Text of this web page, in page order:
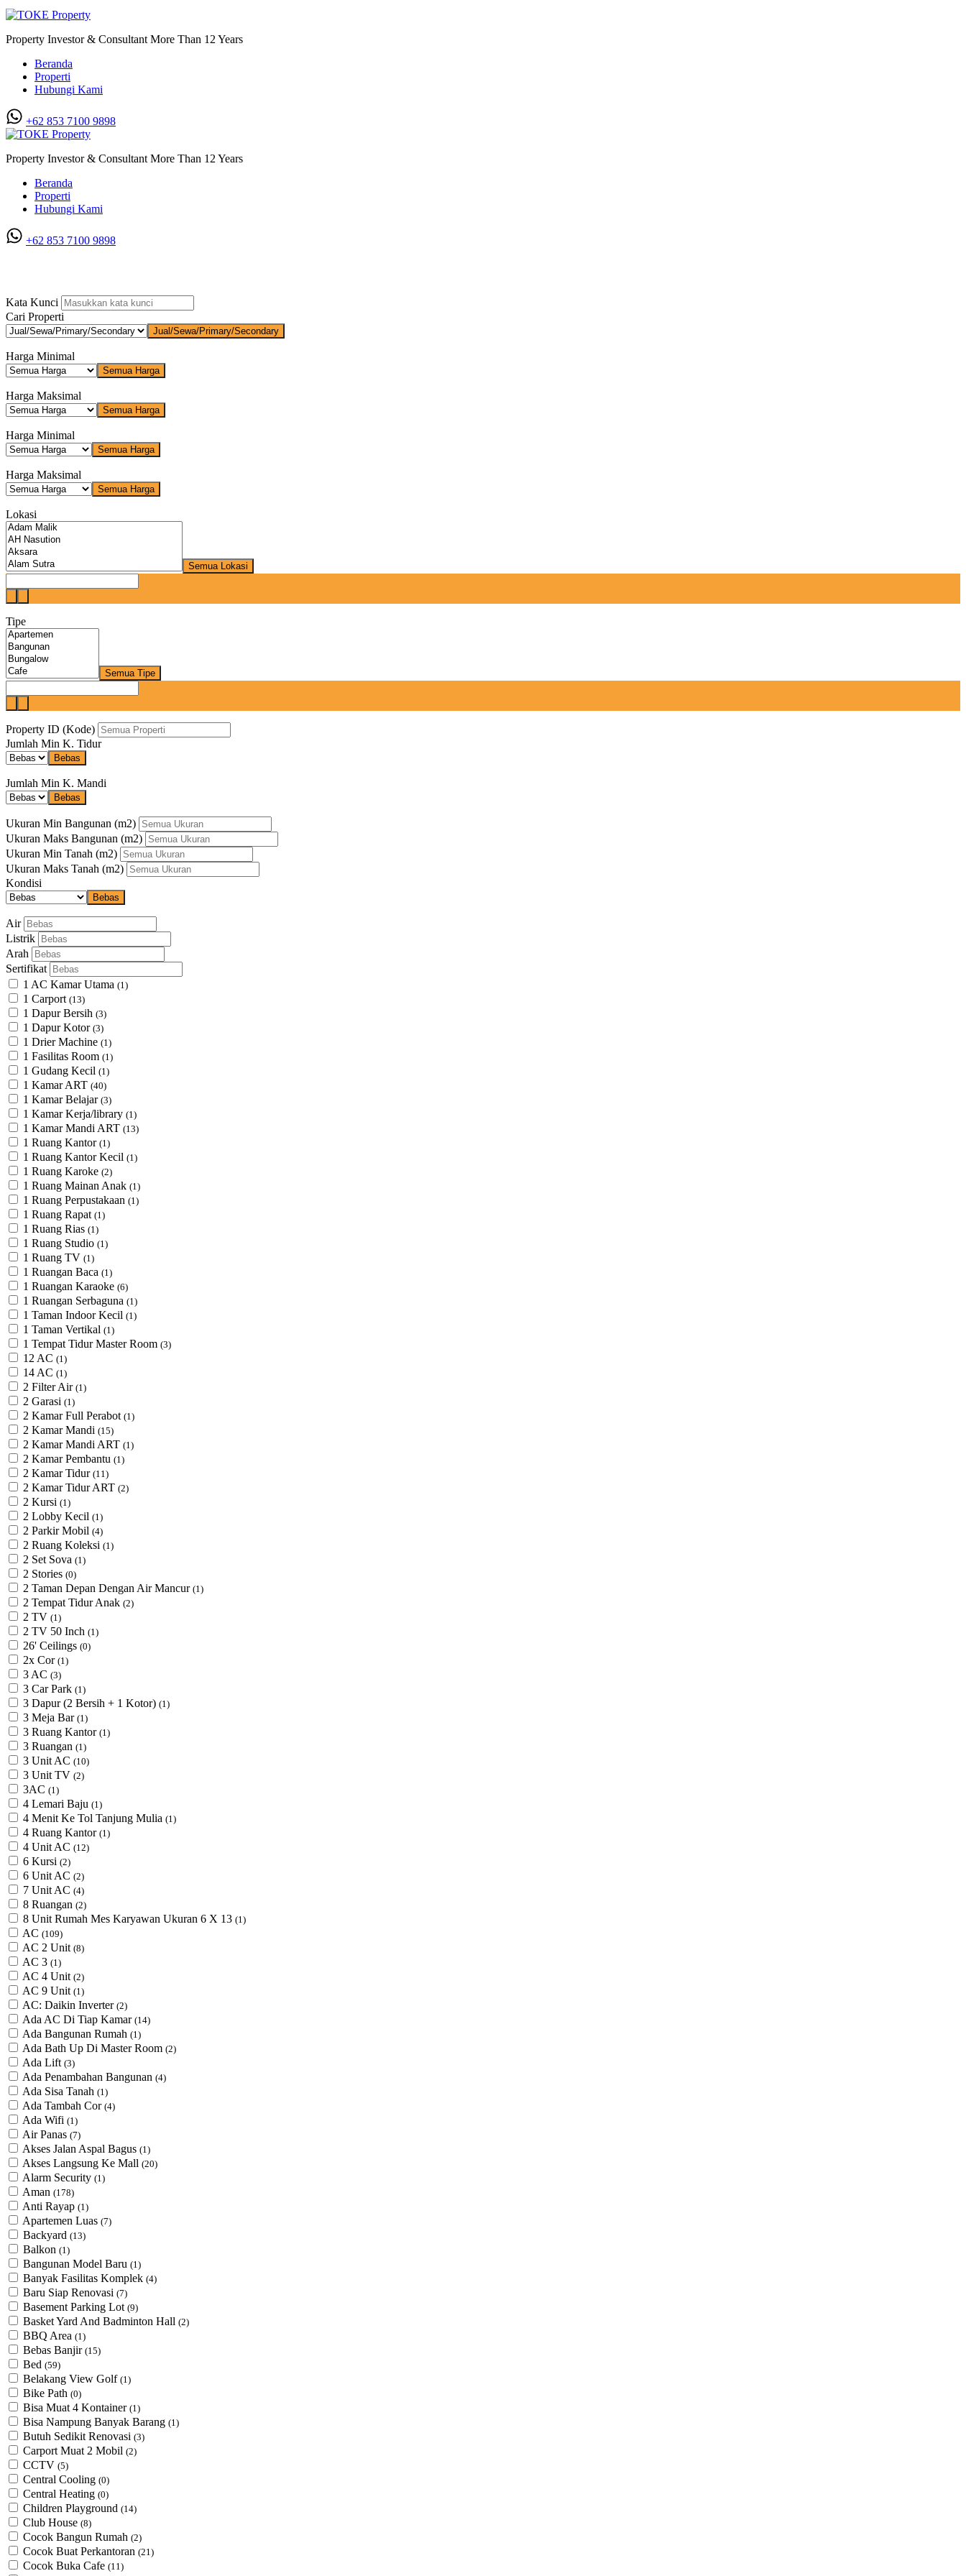
Property Investor & Consultant More Than 12 Years
Beranda
Properti
Hubungi Kami
+62 853 7100 9898‬
Property Investor & Consultant More Than 12 Years
Beranda
Properti
Hubungi Kami
+62 853 7100 9898‬
Kata Kunci
Cari Properti
Jual/Sewa/Primary/Secondary
Harga Minimal
Semua Harga
Harga Maksimal
Semua Harga
Harga Minimal
Semua Harga
Harga Maksimal
Semua Harga
Lokasi
Semua Lokasi
Tipe
Semua Tipe
Property ID (Kode)
Jumlah Min K. Tidur
Bebas
Jumlah Min K. Mandi
Bebas
Ukuran Min Bangunan (m2)
Ukuran Maks Bangunan (m2)
Ukuran Min Tanah (m2)
Ukuran Maks Tanah (m2)
Kondisi
Bebas
Air
Listrik
Arah
Sertifikat
1 AC Kamar Utama (1)
1 Carport (13)
1 Dapur Bersih (3)
1 Dapur Kotor (3)
1 Drier Machine (1)
1 Fasilitas Room (1)
1 Gudang Kecil (1)
1 Kamar ART (40)
1 Kamar Belajar (3)
1 Kamar Kerja/library (1)
1 Kamar Mandi ART (13)
1 Ruang Kantor (1)
1 Ruang Kantor Kecil (1)
1 Ruang Karoke (2)
1 Ruang Mainan Anak (1)
1 Ruang Perpustakaan (1)
1 Ruang Rapat (1)
1 Ruang Rias (1)
1 Ruang Studio (1)
1 Ruang TV (1)
1 Ruangan Baca (1)
1 Ruangan Karaoke (6)
1 Ruangan Serbaguna (1)
1 Taman Indoor Kecil (1)
1 Taman Vertikal (1)
1 Tempat Tidur Master Room (3)
12 AC (1)
14 AC (1)
2 Filter Air (1)
2 Garasi (1)
2 Kamar Full Perabot (1)
2 Kamar Mandi (15)
2 Kamar Mandi ART (1)
2 Kamar Pembantu (1)
2 Kamar Tidur (11)
2 Kamar Tidur ART (2)
2 Kursi (1)
2 Lobby Kecil (1)
2 Parkir Mobil (4)
2 Ruang Koleksi (1)
2 Set Sova (1)
2 Stories (0)
2 Taman Depan Dengan Air Mancur (1)
2 Tempat Tidur Anak (2)
2 TV (1)
2 TV 50 Inch (1)
26' Ceilings (0)
2x Cor (1)
3 AC (3)
3 Car Park (1)
3 Dapur (2 Bersih + 1 Kotor) (1)
3 Meja Bar (1)
3 Ruang Kantor (1)
3 Ruangan (1)
3 Unit AC (10)
3 Unit TV (2)
3AC (1)
4 Lemari Baju (1)
4 Menit Ke Tol Tanjung Mulia (1)
4 Ruang Kantor (1)
4 Unit AC (12)
6 Kursi (2)
6 Unit AC (2)
7 Unit AC (4)
8 Ruangan (2)
8 Unit Rumah Mes Karyawan Ukuran 6 X 13 (1)
AC (109)
AC 2 Unit (8)
AC 3 (1)
AC 4 Unit (2)
AC 9 Unit (1)
AC: Daikin Inverter (2)
Ada AC Di Tiap Kamar (14)
Ada Bangunan Rumah (1)
Ada Bath Up Di Master Room (2)
Ada Lift (3)
Ada Penambahan Bangunan (4)
Ada Sisa Tanah (1)
Ada Tambah Cor (4)
Ada Wifi (1)
Air Panas (7)
Akses Jalan Aspal Bagus (1)
Akses Langsung Ke Mall (20)
Alarm Security (1)
Aman (178)
Anti Rayap (1)
Apartemen Luas (7)
Backyard (13)
Balkon (1)
Bangunan Model Baru (1)
Banyak Fasilitas Komplek (4)
Baru Siap Renovasi (7)
Basement Parking Lot (9)
Basket Yard And Badminton Hall (2)
BBQ Area (1)
Bebas Banjir (15)
Bed (59)
Belakang View Golf (1)
Bike Path (0)
Bisa Muat 4 Kontainer (1)
Bisa Nampung Banyak Barang (1)
Butuh Sedikit Renovasi (3)
Carport Muat 2 Mobil (2)
CCTV (5)
Central Cooling (0)
Central Heating (0)
Children Playground (14)
Club House (8)
Cocok Bangun Rumah (2)
Cocok Buat Perkantoran (21)
Cocok Buka Cafe (11)